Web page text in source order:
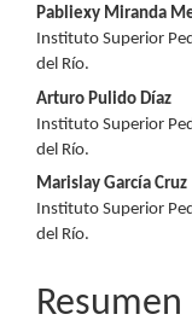
principal
del
artículo
Pabliexy Miranda
Instituto Superior
del Río.
Arturo Pulido Díaz
Instituto Superior
del Río.
Marislay García Cruz
Instituto Superior
del Río.
Resumen